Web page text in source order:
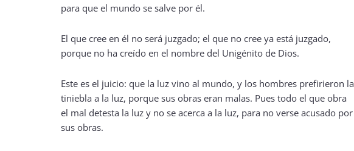
para que el mundo se salve por él.
El que cree en él no será juzgado; el que no cree ya está juzgado,
porque no ha creído en el nombre del Unigénito de Dios.
Este es el juicio: que la luz vino al mundo, y los hombres prefirieron la
tiniebla a la luz, porque sus obras eran malas. Pues todo el que obra
el mal detesta la luz y no se acerca a la luz, para no verse acusado por
sus obras.